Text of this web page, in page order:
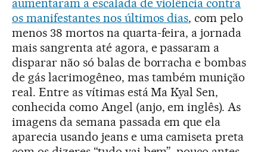
aumentaram a escalada de violência contra
os manifestantes nos últimos dias, com pelo
menos 38 mortos na quarta-feira, a jornada
mais sangrenta até agora, e passaram a
disparar não só balas de borracha e bombas
de gás lacrimogêneo, mas também munição
real. Entre as vítimas está Ma Kyal Sen,
conhecida como Angel (anjo, em inglês). As
imagens da semana passada em que ela
aparecia usando jeans e uma camiseta preta